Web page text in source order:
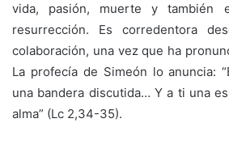
vida, pasión, muerte y
resurrección. Es corredentora
colaboración, una vez que ha
La profecía de Simeón lo anuncia:
una bandera discutida… Y a ti una
alma” (Lc 2,34-35).